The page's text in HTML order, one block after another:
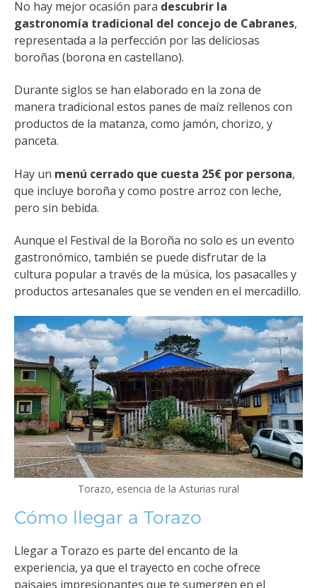
No hay mejor ocasión para descubrir la
gastronomía tradicional del concejo de Cabranes,
representada a la perfección por las deliciosas
boroñas (borona en castellano).
Durante siglos se han elaborado en la zona de
manera tradicional estos panes de maíz rellenos con
productos de la matanza, como jamón, chorizo, y
panceta.
Hay un menú cerrado que cuesta 25€ por persona,
que incluye boroña y como postre arroz con leche,
pero sin bebida.
Aunque el Festival de la Boroña no solo es un evento
gastronómico, también se puede disfrutar de la
cultura popular a través de la música, los pasacalles y
productos artesanales que se venden en el mercadillo.
Torazo, esencia de la Asturias rural
Cómo llegar a Torazo
Llegar a Torazo es parte del encanto de la
experiencia, ya que el trayecto en coche ofrece
paisajes impresionantes que te sumergen en el